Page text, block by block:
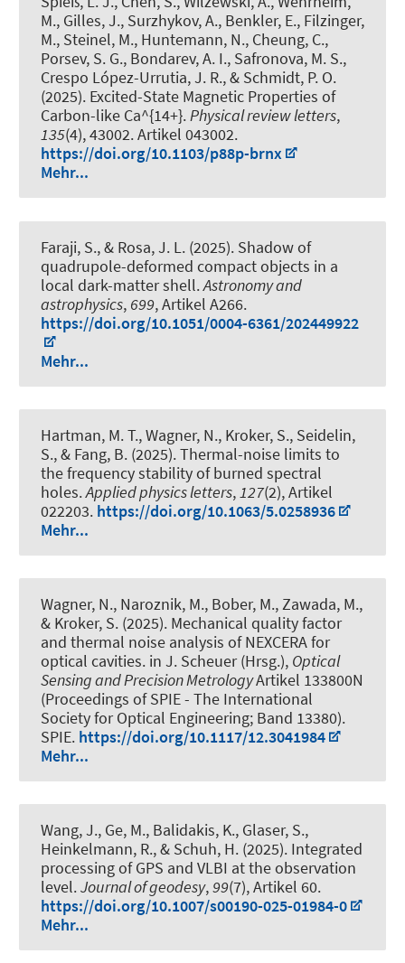
M., Gilles, J., Surzhykov, A., Benkler, E., Filzinger,
M., Steinel, M., Huntemann, N., Cheung, C.,
Porsev, S. G., Bondarev, A. I., Safronova, M. S.,
Crespo López-Urrutia, J. R., & Schmidt, P. O.
(2025). Excited-State Magnetic Properties of
Carbon-like Ca^{14+}.Physical review letters,
135(4), 43002. Artikel 043002.
https://doi.org/10.1103/p88p-brnx
Mehr...
Faraji, S., & Rosa, J. L. (2025). Shadow of
quadrupole-deformed compact objects in a
local dark-matter shell.Astronomy and
astrophysics, 699, Artikel A266.
https://doi.org/10.1051/0004-6361/202449922
Mehr...
Hartman, M. T., Wagner, N., Kroker, S., Seidelin,
S., & Fang, B. (2025).Thermal-noise limits to
the frequency stability of burned spectral
holes.Applied physics letters,127(2), Artikel
022203. https://doi.org/10.1063/5.0258936
Mehr...
Wagner, N., Naroznik, M., Bober, M., Zawada, M.,
& Kroker, S. (2025). Mechanical quality factor
and thermal noise analysis of NEXCERA for
optical cavities. in J. Scheuer (Hrsg.), Optical
Sensing and Precision MetrologyArtikel 133800N
(Proceedings of SPIE - The International
Society for Optical Engineering; Band 13380).
SPIE. https://doi.org/10.1117/12.3041984
Mehr...
Wang, J., Ge, M., Balidakis, K., Glaser, S.,
Heinkelmann, R., & Schuh, H. (2025). Integrated
processing of GPS and VLBI at the observation
level.Journal of geodesy,99(7), Artikel 60.
https://doi.org/10.1007/s00190-025-01984-0
Mehr...